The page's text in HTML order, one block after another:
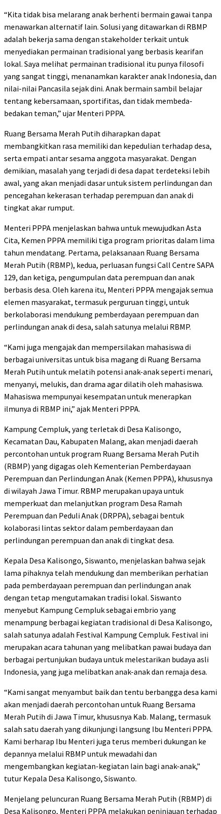
“Kita tidak bisa melarang anak berhenti bermain gawai tanpa
menawarkan alternatif lain. Solusi yang ditawarkan di RBMP
adalah bekerja sama dengan stakeholder terkait untuk
menyediakan permainan tradisional yang berbasis kearifan
lokal. Saya melihat permainan tradisional itu punya filosofi
yang sangat tinggi, menanamkan karakter anak Indonesia, dan
nilai-nilai Pancasila sejak dini. Anak bermain sambil belajar
tentang kebersamaan, sportifitas, dan tidak membeda-
bedakan teman,” ujar Menteri PPPA.
Ruang Bersama Merah Putih diharapkan dapat
membangkitkan rasa memiliki dan kepedulian terhadap desa,
serta empati antar sesama anggota masyarakat. Dengan
demikian, masalah yang terjadi di desa dapat terdeteksi lebih
awal, yang akan menjadi dasar untuk sistem perlindungan dan
pencegahan kekerasan terhadap perempuan dan anak di
tingkat akar rumput.
Menteri PPPA menjelaskan bahwa untuk mewujudkan Asta
Cita, Kemen PPPA memiliki tiga program prioritas dalam lima
tahun mendatang. Pertama, pelaksanaan Ruang Bersama
Merah Putih (RBMP), kedua, perluasan fungsi Call Centre SAPA
129, dan ketiga, pengumpulan data perempuan dan anak
berbasis desa. Oleh karena itu, Menteri PPPA mengajak semua
elemen masyarakat, termasuk perguruan tinggi, untuk
berkolaborasi mendukung pemberdayaan perempuan dan
perlindungan anak di desa, salah satunya melalui RBMP.
“Kami juga mengajak dan mempersilakan mahasiswa di
berbagai universitas untuk bisa magang di Ruang Bersama
Merah Putih untuk melatih potensi anak-anak seperti menari,
menyanyi, melukis, dan drama agar dilatih oleh mahasiswa.
Mahasiswa mempunyai kesempatan untuk menerapkan
ilmunya di RBMP ini,” ajak Menteri PPPA.
Kampung Cempluk, yang terletak di Desa Kalisongo,
Kecamatan Dau, Kabupaten Malang, akan menjadi daerah
percontohan untuk program Ruang Bersama Merah Putih
(RBMP) yang digagas oleh Kementerian Pemberdayaan
Perempuan dan Perlindungan Anak (Kemen PPPA), khususnya
di wilayah Jawa Timur. RBMP merupakan upaya untuk
memperkuat dan melanjutkan program Desa Ramah
Perempuan dan Peduli Anak (DRPPA), sebagai bentuk
kolaborasi lintas sektor dalam pemberdayaan dan
perlindungan perempuan dan anak di tingkat desa.
Kepala Desa Kalisongo, Siswanto, menjelaskan bahwa sejak
lama pihaknya telah mendukung dan memberikan perhatian
pada pemberdayaan perempuan dan perlindungan anak
dengan tetap mengutamakan tradisi lokal. Siswanto
menyebut Kampung Cempluk sebagai embrio yang
menampung berbagai kegiatan tradisional di Desa Kalisongo,
salah satunya adalah Festival Kampung Cempluk. Festival ini
merupakan acara tahunan yang melibatkan pawai budaya dan
berbagai pertunjukan budaya untuk melestarikan budaya asli
Indonesia, yang juga melibatkan anak-anak dan remaja desa.
“Kami sangat menyambut baik dan tentu berbangga desa kami
akan menjadi daerah percontohan untuk Ruang Bersama
Merah Putih di Jawa Timur, khususnya Kab. Malang, termasuk
salah satu daerah yang dikunjungi langsung Ibu Menteri PPPA.
Kami berharap Ibu Menteri juga terus memberi dukungan ke
depannya melalui RBMP untuk mewadahi dan
mengembangkan kegiatan-kegiatan lain bagi anak-anak,”
tutur Kepala Desa Kalisongo, Siswanto.
Menjelang peluncuran Ruang Bersama Merah Putih (RBMP) di
Desa Kalisongo, Menteri PPPA melakukan peninjauan terhadap